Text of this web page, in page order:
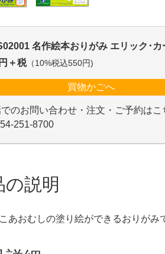
名作絵本おりがみ エリック･
＋税（10%税込550円)
買物かごへ
のお問い合わせ・注文・ご予約はこ
251-8700
の説明
あおむしの塗り絵ができるおりがみ